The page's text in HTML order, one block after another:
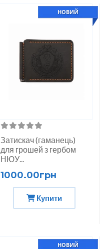
Затискач (гаманець)
для грошей з гербом
НЮУ...
НОВИЙ
1000.00грн
Купити
НОВИЙ